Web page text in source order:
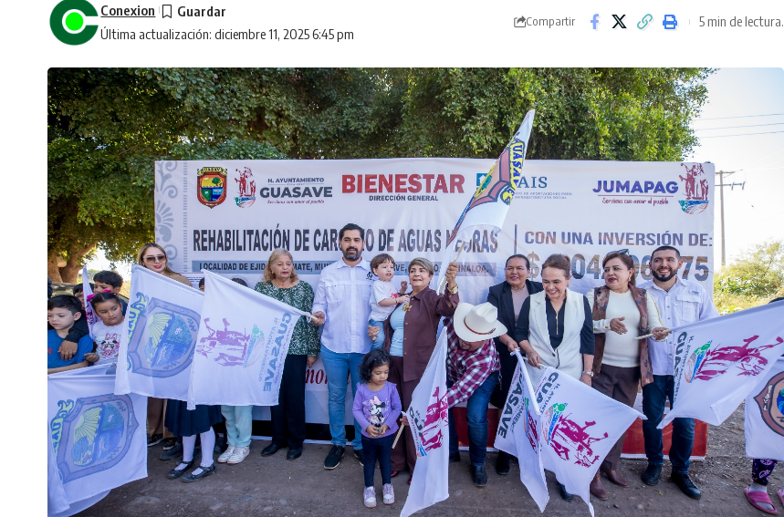
Última actualización: diciembre 11, 2025 6:45 pm
Conexion
Compartir 5 min de lectura.